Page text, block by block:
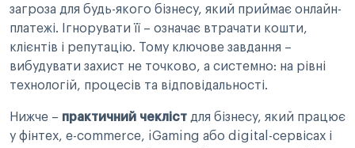
загроза для будь-якого бізнесу, який приймає онлайн-
платежі. Ігнорувати її – означає втрачати кошти,
клієнтів і репутацію. Тому ключове завдання –
вибудувати захист не точково, а системно: на рівні
технологій, процесів та відповідальності.
Нижче – практичний чекліст для бізнесу, який працює
у фінтех, e-commerce, iGaming або digital-сервісах і